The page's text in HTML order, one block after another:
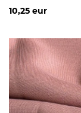
10,25 eur